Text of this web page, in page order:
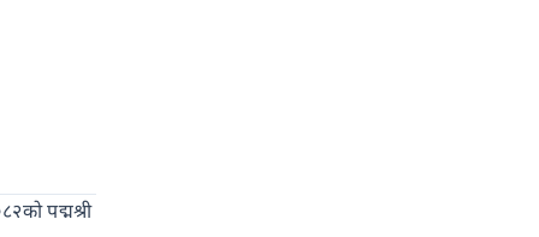
पद्मश्री